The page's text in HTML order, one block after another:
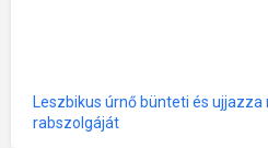
Leszbikus úrnő bünteti és ujjazza
rabszolgáját